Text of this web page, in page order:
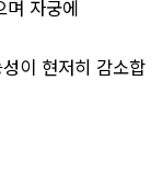
며 자궁에
이 현저히 감소합